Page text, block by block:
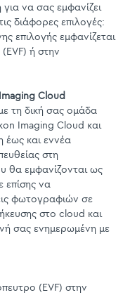
να σας εμφανίζει
διάφορες επιλογές:
επιλογής εμφανίζεται
ή στην
Cloud
τη δική σας ομάδα
Imaging Cloud και
έως και εννέα
στη
θα εμφανίζονται ως
επίσης να
φωτογραφιών σε
στο cloud και
σας ενημερωμένη με
(EVF) στην